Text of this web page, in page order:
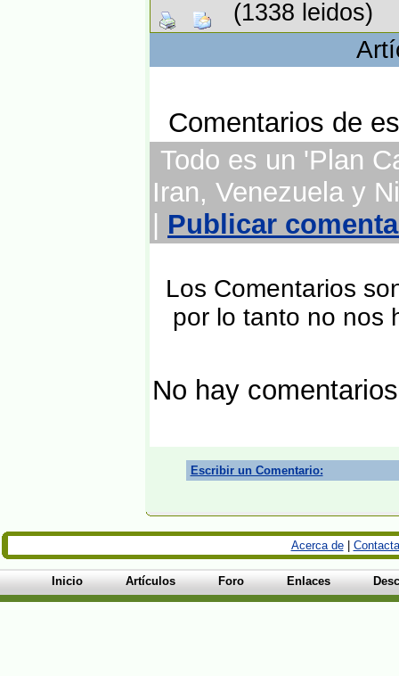
(1338 leidos)
Comentarios de
Todo es un 'Plan
Iran, Venezuela y
Publicar
Los Comentarios
por lo tanto no nos
No hay
Escribir un Comentario:
Acerca de|
Inicio Artículos Foro Enlaces